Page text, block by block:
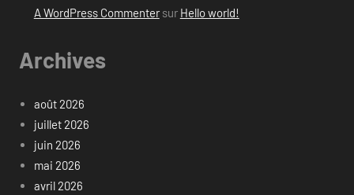
A WordPress Commentersur Hello world!
Archives
août 2026
juillet 2026
juin 2026
mai 2026
avril 2026